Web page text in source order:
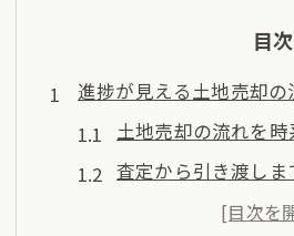
目次
進捗が見える土地売却の
土地売却の流れを
査定から引き渡し
初めての土地売却